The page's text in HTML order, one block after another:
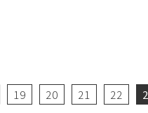
19 20 21 22